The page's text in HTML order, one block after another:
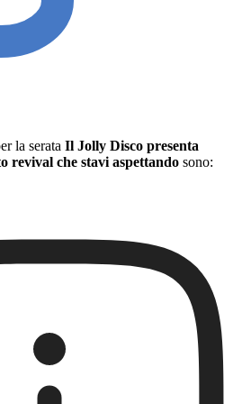
la serata Il Jolly Disco presenta
revival che stavi aspettando sono: